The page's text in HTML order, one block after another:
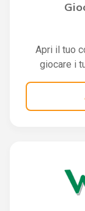
Apri il tuo
giocare i